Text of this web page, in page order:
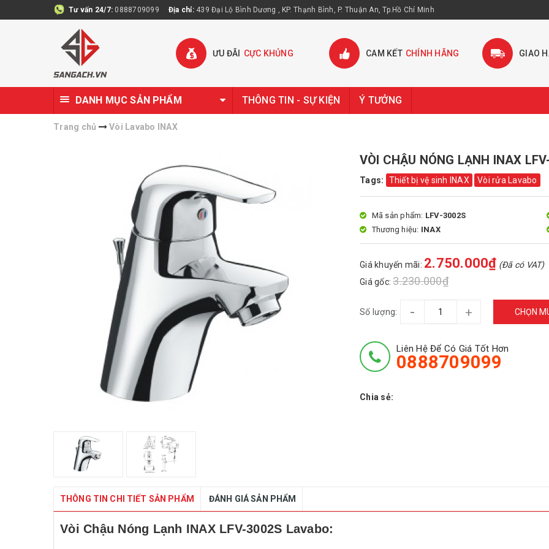
Tư vấn 24/7: 0888709099 Địa chỉ: 439 Đại Lộ Bình Dương , KP. Thạnh Bình, P. Thuận An, Tp.Hồ Chí Minh
ƯU ĐÃI CỰC KHỦNG CAM KẾT CHÍNH HÃNG GIAO
DANH MỤC SẢN PHẨM THÔNG TIN - SỰ KIỆN Ý TƯỞNG
Trang chủ Vòi Lavabo INAX
VÒI CHẬU NÓNG LẠNH INAX
Tags: Thiết bị vệ sinh INAX Vòi rửa Lavabo
Mã sản phẩm: LFV-3002S
Thương hiệu: INAX
Giá khuyến mãi: 2.750.000₫ (Đã có VAT)
Giá gốc:3.230.000₫
Số lượng: - + CHỌN
Liên Hệ Để Có Giá Tốt Hơn
0888709099
Chia sẻ:
THÔNG TIN CHI TIẾT SẢN PHẨM ĐÁNH GIÁ SẢN PHẨM
Vòi Chậu Nóng Lạnh INAX LFV-3002S Lavabo: